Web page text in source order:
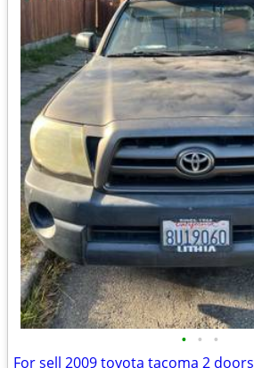
• • •
For sell 2009 toyota tacoma 2 doors